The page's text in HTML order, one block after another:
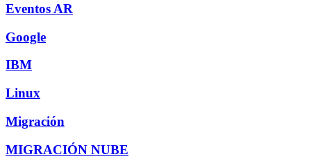
Eventos AR
Google
IBM
Linux
Migración
MIGRACIÓN NUBE